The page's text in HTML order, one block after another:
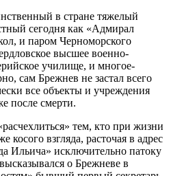
в стране тяжелый
сегодня как «Адмирал
и паром Черноморского
высшее военно-
училище, и многое-
сам Брежнев не застал всего
все объекты и учреждения
после смерти.
тем, кто при жизни
косого взгляда, расточая в адрес
Ильича» исключительно патоку
о Брежневе в